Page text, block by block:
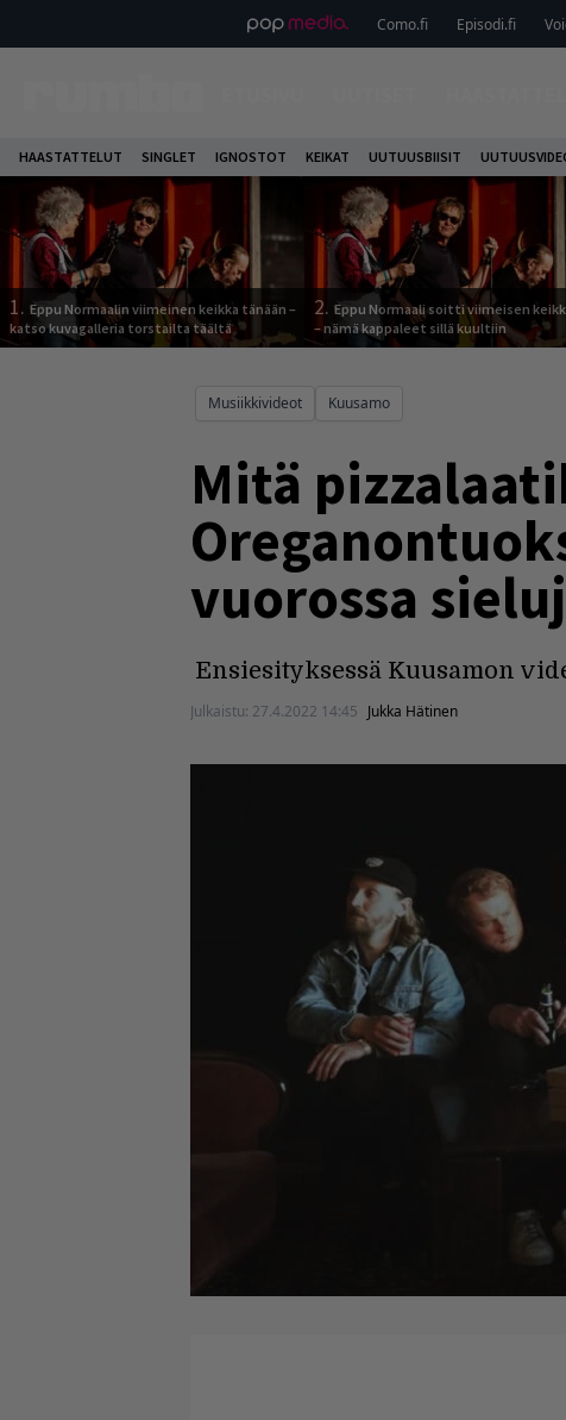
Como.fi Episodi.fi
HAASTATTELUT SINGLET IGNOSTOT KEIKAT UUTUUSBIISIT
1. Eppu Normaalin viimeinen keikka tänään –
katso kuvagalleria torstailta täältä
2. Eppu Normaali soitti viimeisen
– nämä kappaleet sillä kuultiin
Musiikkivideot Kuusamo
Mitä
vuorossa
Ensiesityksessä Kuusamon
Julkaistu: 27.4.2022 14:45 Jukka Hätinen